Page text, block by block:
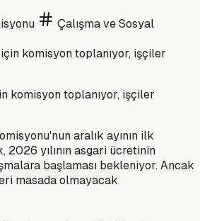
Çalışma ve Sosyal
komisyon toplanıyor, işçiler
aralık ayının ilk
2026 yılının asgari ücretinin
başlaması bekleniyor. Ancak
masada olmayacak